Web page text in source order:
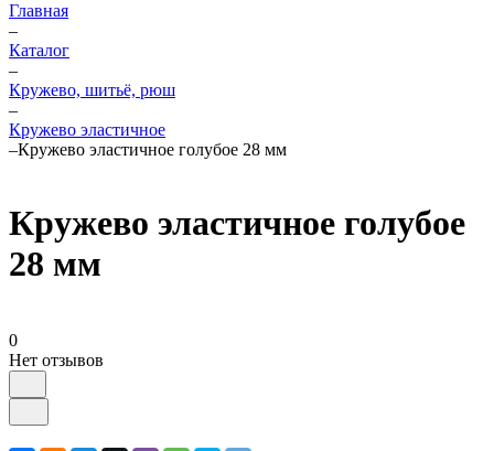
Главная
–
Каталог
–
Кружево, шитьё, рюш
–
Кружево эластичное
–Кружево эластичное голубое 28 мм
Кружево эластичное голубое
28 мм
0
Нет отзывов